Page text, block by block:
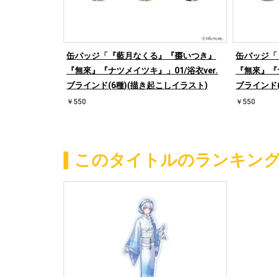
缶バッジ「『藍月なくる』『棗いつき』
『無來』『ナツメイツキ』」01/浴衣ver.
ブラインド(6種)(描き起こしイラスト)
￥550
缶バッジ「
『無來』
ブライン
￥550
このタイトルのランキン